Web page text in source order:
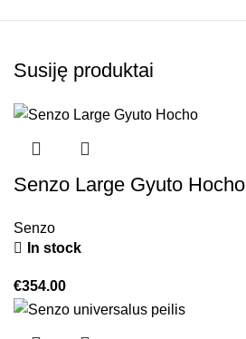
Susiję produktai
Senzo Large Gyuto Hocho
Senzo
In stock
€354.00